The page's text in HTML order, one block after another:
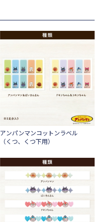
アンパンマンコットンラベル
（くつ、くつ下用）